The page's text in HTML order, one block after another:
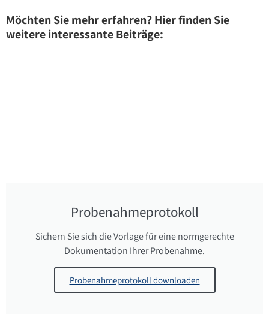
Möchten Sie mehr erfahren? Hier finden Sie
weitere interessante Beiträge:
Probenahmeprotokoll
Sichern Sie sich die Vorlage für eine normgerechte
Dokumentation Ihrer Probenahme.
Probenahmeprotokoll downloaden